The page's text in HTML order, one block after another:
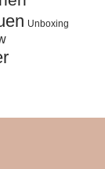
Unboxing